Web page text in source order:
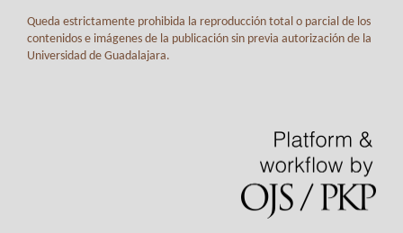
Queda estrictamente prohibida la reproducción total o parcial de los
contenidos e imágenes de la publicación sin previa autorización de la
Universidad de Guadalajara.